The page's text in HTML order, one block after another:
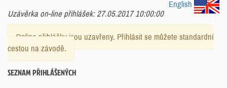
English
Uzávěrka on-line přihlášek: 27.05.2017 10:00:00
Online přihlášky jsou uzavřeny. Přihlásit se můžete standardní
cestou na závodě.
SEZNAM PŘIHLÁŠENÝCH